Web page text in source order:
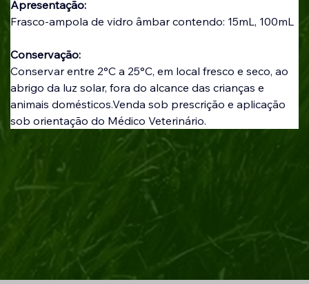
Apresentação:
Frasco-ampola de vidro âmbar contendo: 15mL, 100mL
Conservação:
Conservar entre 2°C a 25°C, em local fresco e seco, ao
abrigo da luz solar, fora do alcance das crianças e
animais domésticos.Venda sob prescrição e aplicação
sob orientação do Médico Veterinário.